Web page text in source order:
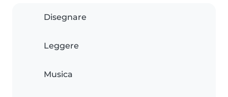
Disegnare
Leggere
Musica